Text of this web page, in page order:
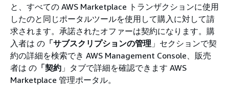
と、すべての AWS Marketplace トランザクションに使用
したのと同じポータルツールを使用して購入に対して請
求されます。承諾されたオファーは契約になります。購
入者は の 「サブスクリプションの管理 」セクションで契
約の詳細を検索でき AWS Management Console、販売
者は の 「契約 」タブで詳細を確認できます AWS
Marketplace 管理ポータル。